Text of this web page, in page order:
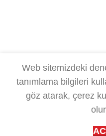
Web sitemizdeki
tanımlama bilgileri
göz atarak, çerez